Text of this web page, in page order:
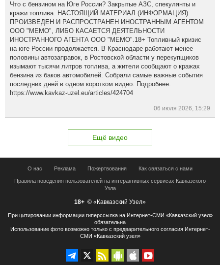
Что с бензином на Юге России? Закрытые АЗС, спекулянты и
кражи топлива. НАСТОЯЩИЙ МАТЕРИАЛ (ИНФОРМАЦИЯ)
ПРОИЗВЕДЕН И РАСПРОСТРАНЕН ИНОСТРАННЫМ АГЕНТОМ
ООО "МЕМО", ЛИБО КАСАЕТСЯ ДЕЯТЕЛЬНОСТИ
ИНОСТРАННОГО АГЕНТА ООО "МЕМО".18+ Топливный кризис
на юге России продолжается. В Краснодаре работают менее
половины автозаправок, в Ростовской области у перекупщиков
изымают тысячи литров топлива, а жители сообщают о кражах
бензина из баков автомобилей. Собрали самые важные события
последних дней в одном коротком видео. Подробнее:
https://www.kavkaz-uzel.eu/articles/424704
06 июля 2026, 15:29
Ещё видео
О нас Реклама Пожертвования Как связаться с нами
Правила поведения пользователей на интерактивных сервисах Кавказского
Узла
18+ © «Кавказский Узел»
При цитировании информации гиперссылка на Интернет-СМИ «Кавказский узел»
обязательна
Использование фото возможно только с предварительного согласия Интернет-
СМИ «Кавказский узел»